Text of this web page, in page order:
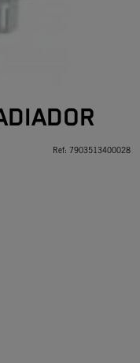
Ref: 7903513400028